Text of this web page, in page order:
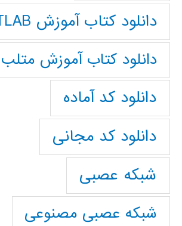
دانلود کتاب آموزش MATLAB
دانلود کتاب آموزش متلب
دانلود کد آماده
دانلود کد مجانی
شبکه عصبی
شبکه عصبی مصنوعی